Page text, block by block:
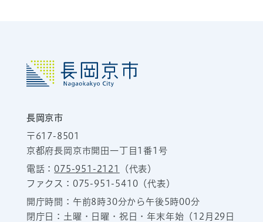
長岡京市
〒617-8501
京都府長岡京市開田一丁目1番1号
電話：075-951-2121
（代表）
ファクス：075-951-5410（代表）
開庁時間：午前8時30分から午後5時00分
閉庁日：土曜・日曜・祝日・年末年始（12月29日